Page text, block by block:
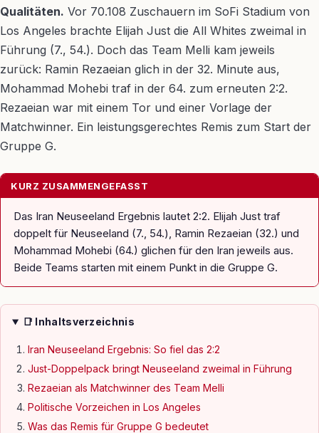
Qualitäten. Vor 70.108 Zuschauern im SoFi Stadium von
Los Angeles brachte Elijah Just die All Whites zweimal in
Führung (7., 54.). Doch das Team Melli kam jeweils
zurück: Ramin Rezaeian glich in der 32. Minute aus,
Mohammad Mohebi traf in der 64. zum erneuten 2:2.
Rezaeian war mit einem Tor und einer Vorlage der
Matchwinner. Ein leistungsgerechtes Remis zum Start der
Gruppe G.
KURZ ZUSAMMENGEFASST
Das Iran Neuseeland Ergebnis lautet 2:2. Elijah Just traf
doppelt für Neuseeland (7., 54.), Ramin Rezaeian (32.) und
Mohammad Mohebi (64.) glichen für den Iran jeweils aus.
Beide Teams starten mit einem Punkt in die Gruppe G.
📑 Inhaltsverzeichnis
Iran Neuseeland Ergebnis: So fiel das 2:2
Just-Doppelpack bringt Neuseeland zweimal in Führung
Rezaeian als Matchwinner des Team Melli
Politische Vorzeichen in Los Angeles
Was das Remis für Gruppe G bedeutet